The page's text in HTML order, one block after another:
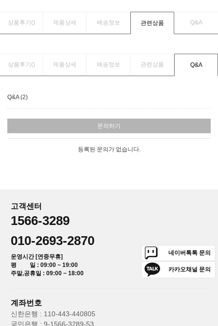
상품후기() 제품상세 배송정보 관련상품 Q&A
상품후기() 제품상세 배송정보 관련상품 Q&A
Q&A (2)
문의하기
등록된 문의가 없습니다.
고객센터
1566-3289
010-2693-2870
운영시간 [연중무휴]
평 일 : 09:00 ~ 19:00
주말,공휴일 : 09:00 ~ 18:00
네이버톡톡 문의
카카오채널 문의
계좌번호
신한은행 : 110-443-440805
국민은행 : 9-1566-3289-53